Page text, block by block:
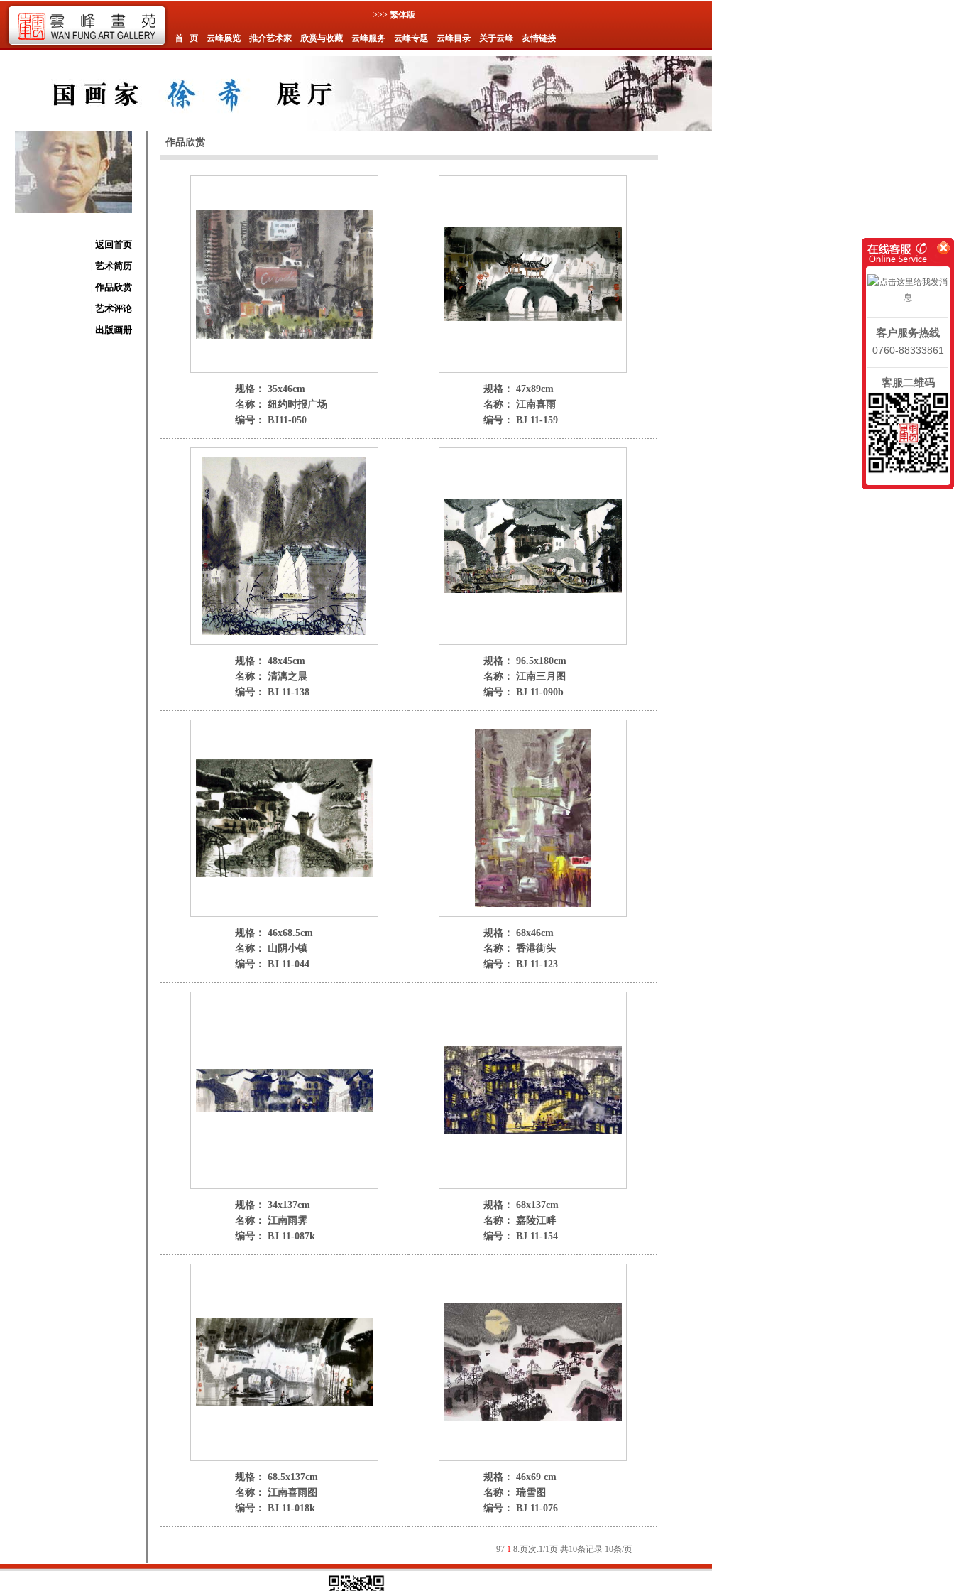
>>> 繁体版
首 页 云峰展览 推介艺术家 欣赏与收藏 云峰服务 云峰专题 云峰目录 关于云峰 友情链接
| 返回首页
| 艺术简历
| 作品欣赏
| 艺术评论
| 出版画册
作品欣赏
规格： 35x46cm
名称： 纽约时报广场
编号： BJ11-050
规格： 47x89cm
名称： 江南喜雨
编号： BJ 11-159
规格： 48x45cm
名称： 清漓之晨
编号： BJ 11-138
规格： 96.5x180cm
名称： 江南三月图
编号： BJ 11-090b
规格： 46x68.5cm
名称： 山阴小镇
编号： BJ 11-044
规格： 68x46cm
名称： 香港街头
编号： BJ 11-123
规格： 34x137cm
名称： 江南雨霁
编号： BJ 11-087k
规格： 68x137cm
名称： 嘉陵江畔
编号： BJ 11-154
规格： 68.5x137cm
名称： 江南喜雨图
编号： BJ 11-018k
规格： 46x69 cm
名称： 瑞雪图
编号： BJ 11-076
97 1 8:页次:1/1页 共10条记录 10条/页
客户服务热线
0760-88333861
客服二维码